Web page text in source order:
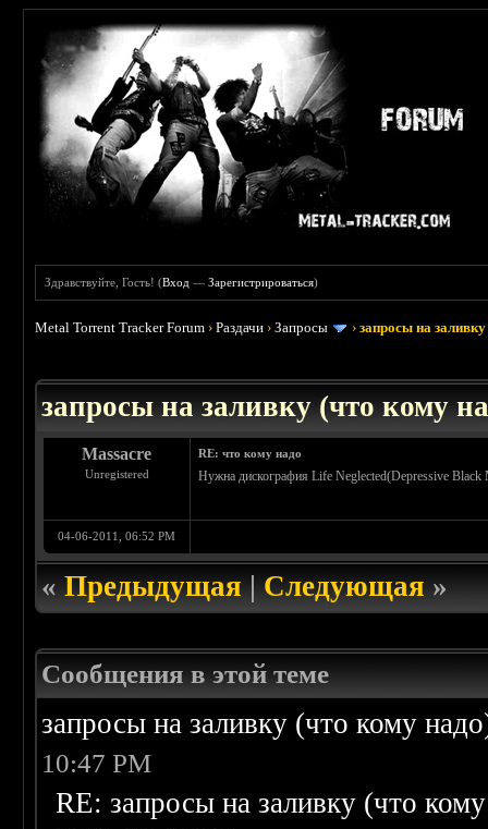
Здравствуйте, Гость! (Вход —Зарегистрироваться)
Metal Torrent Tracker Forum ›Раздачи ›Запросы ›запросы на
запросы на заливку (что кому
Massacre
Unregistered
RE: что кому надо
Нужна дискография Life Neglected(Depressive
04-06-2011, 06:52 PM
«Предыдущая|Следующая»
Сообщения в этой теме
запросы на заливку (что кому
10:47 PM
RE: запросы на заливку (что